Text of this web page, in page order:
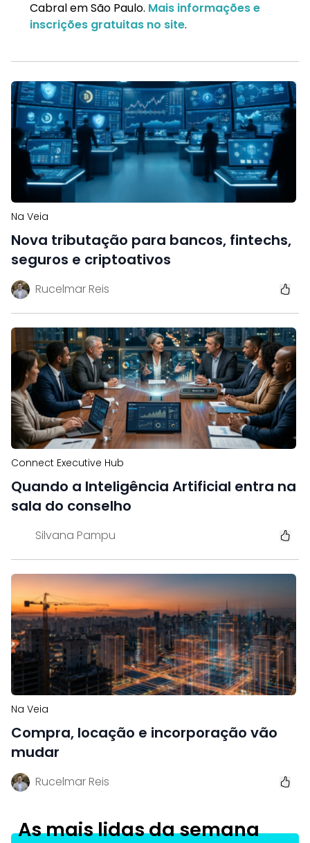
Cabral em São Paulo. Mais informações e
inscrições gratuitas no site.
Na Veia
Nova tributação para bancos, fintechs,
seguros e criptoativos
Rucelmar Reis
Connect Executive Hub
Quando a Inteligência Artificial entra na
sala do conselho
Silvana Pampu
Na Veia
Compra, locação e incorporação vão
mudar
Rucelmar Reis
As mais lidas da semana